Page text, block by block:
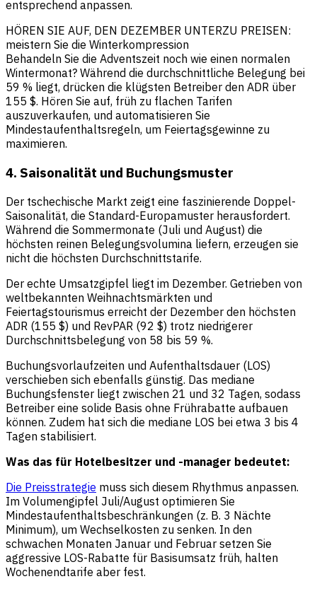
entsprechend anpassen.
HÖREN SIE AUF, DEN DEZEMBER UNTERZU PREISEN:
meistern Sie die Winterkompression
Behandeln Sie die Adventszeit noch wie einen normalen
Wintermonat? Während die durchschnittliche Belegung bei
59 % liegt, drücken die klügsten Betreiber den ADR über
155 $. Hören Sie auf, früh zu flachen Tarifen
auszuverkaufen, und automatisieren Sie
Mindestaufenthaltsregeln, um Feiertagsgewinne zu
maximieren.
4. Saisonalität und Buchungsmuster
Der tschechische Markt zeigt eine faszinierende Doppel-
Saisonalität, die Standard-Europamuster herausfordert.
Während die Sommermonate (Juli und August) die
höchsten reinen Belegungsvolumina liefern, erzeugen sie
nicht die höchsten Durchschnittstarife.
Der echte Umsatzgipfel liegt im Dezember. Getrieben von
weltbekannten Weihnachtsmärkten und
Feiertagstourismus erreicht der Dezember den höchsten
ADR (155 $) und RevPAR (92 $) trotz niedrigerer
Durchschnittsbelegung von 58 bis 59 %.
Buchungsvorlaufzeiten und Aufenthaltsdauer (LOS)
verschieben sich ebenfalls günstig. Das mediane
Buchungsfenster liegt zwischen 21 und 32 Tagen, sodass
Betreiber eine solide Basis ohne Frührabatte aufbauen
können. Zudem hat sich die mediane LOS bei etwa 3 bis 4
Tagen stabilisiert.
Was das für Hotelbesitzer und -manager bedeutet:
Die Preisstrategie muss sich diesem Rhythmus anpassen.
Im Volumengipfel Juli/August optimieren Sie
Mindestaufenthaltsbeschränkungen (z. B. 3 Nächte
Minimum), um Wechselkosten zu senken. In den
schwachen Monaten Januar und Februar setzen Sie
aggressive LOS-Rabatte für Basisumsatz früh, halten
Wochenendtarife aber fest.